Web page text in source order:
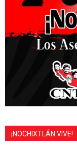
¡NOCHIXTLÁN VIVE!